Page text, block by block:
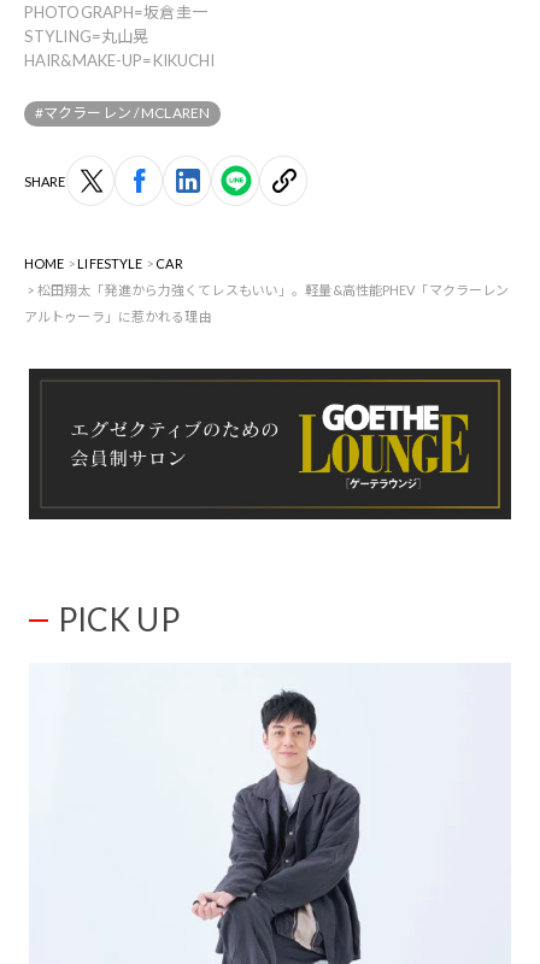
PHOTOGRAPH=坂倉圭一
STYLING=丸山晃
HAIR&MAKE-UP=KIKUCHI
#マクラーレン / MCLAREN
SHARE
HOME LIFESTYLE
CAR
松田翔太「発進から力強くてレスもいい」。軽量&高性能PHEV「マクラーレン
アルトゥーラ」に惹かれる理由
PICK UP